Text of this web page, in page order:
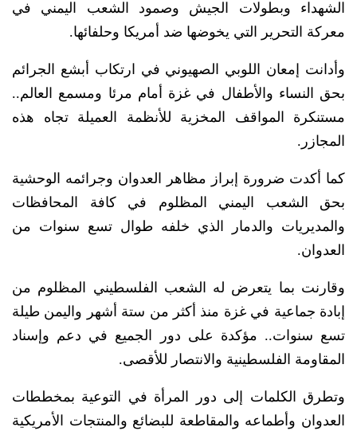
الشهداء وبطولات الجيش وصمود الشعب اليمني في
معركة التحرير التي يخوضها ضد أمريكا وحلفائها.
وأدانت إمعان اللوبي الصهيوني في ارتكاب أبشع الجرائم
بحق النساء والأطفال في غزة أمام مرئا ومسمع العالم..
مستنكرة المواقف المخزية للأنظمة العميلة تجاه هذه
المجازر.
كما أكدت ضرورة إبراز مظاهر العدوان وجرائمه الوحشية
بحق الشعب اليمني المظلوم في كافة المحافظات
والمديريات والدمار الذي خلفه طوال تسع سنوات من
العدوان.
وقارنت بما يتعرض له الشعب الفلسطيني المظلوم من
إبادة جماعية في غزة منذ أكثر من ستة أشهر واليمن طيلة
تسع سنوات.. مؤكدة على دور الجميع في دعم وإسناد
المقاومة الفلسطينية والانتصار للأقصى.
وتطرق الكلمات إلى دور المرأة في التوعية بمخططات
العدوان وأطماعه والمقاطعة للبضائع والمنتجات الأمريكية